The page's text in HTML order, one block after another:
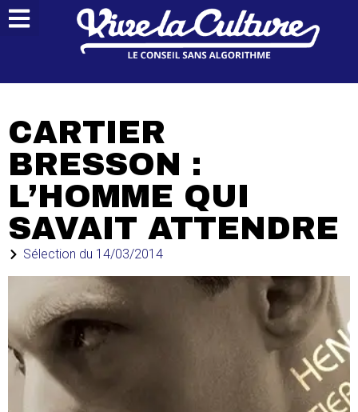
CARTIER
BRESSON :
L’HOMME QUI
SAVAIT ATTENDRE
Sélection du 14/03/2014